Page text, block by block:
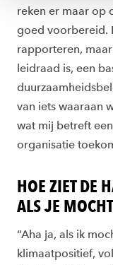
reken er maar op
goed voorbereid.
rapporteren,
leidraad is, een
van iets waaraan
wat mij betreft
organisatie
HOE ZIET DE
ALS JE
“Aha ja, als ik
klimaatpositief,